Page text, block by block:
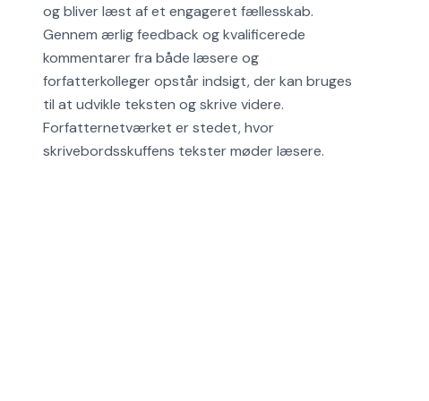
og bliver læst af et engageret fællesskab.
Gennem ærlig feedback og kvalificerede
kommentarer fra både læsere og
forfatterkolleger opstår indsigt, der kan bruges
til at udvikle teksten og skrive videre.
Forfatternetværket er stedet, hvor
skrivebordsskuffens tekster møder læsere.